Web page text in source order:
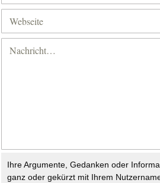
Ihre Argumente, Gedanken oder
ganz oder gekürzt mit Ihrem